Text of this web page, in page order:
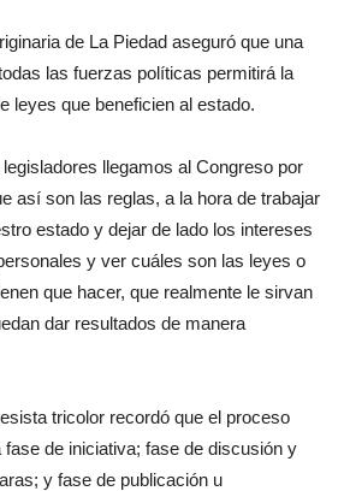
de La Piedad aseguró que una
las fuerzas políticas permitirá la
leyes que beneficien al estado.
llegamos al Congreso por
así son las reglas, a la hora de trabajar
estado y dejar de lado los intereses
y ver cuáles son las leyes o
que hacer, que realmente le sirvan
dar resultados de manera
tricolor recordó que el proceso
de iniciativa; fase de discusión y
y fase de publicación u